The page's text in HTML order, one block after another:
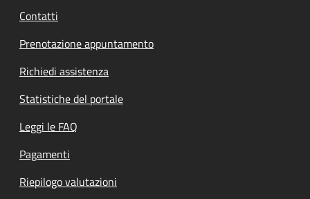
Contatti
Prenotazione appuntamento
Richiedi assistenza
Statistiche del portale
Leggi le FAQ
Pagamenti
Riepilogo valutazioni